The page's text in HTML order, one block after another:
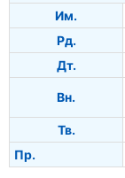
Им.
Рд.
Дт.
Вн.
Тв.
Пр.